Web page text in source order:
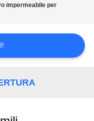
impermeabile per